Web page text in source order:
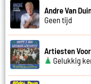
Andre Van
Geen tijd
Artiesten
Gelukkig